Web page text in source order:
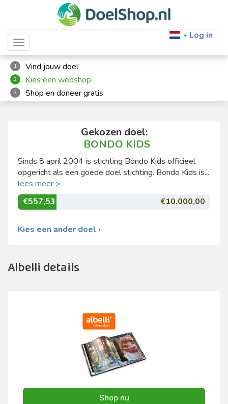
Toggle navigation
Log in
1 Vind jouw doel
2 Kies een webshop
3 Shop en doneer gratis
Gekozen doel:
BONDO KIDS
Sinds 8 april 2004 is stichting Bondo Kids officieel
opgericht als een goede doel stichting. Bondo Kids is...
lees meer >
€557,53
€10.000,00
Kies een ander doel ›
Albelli details
Shop nu